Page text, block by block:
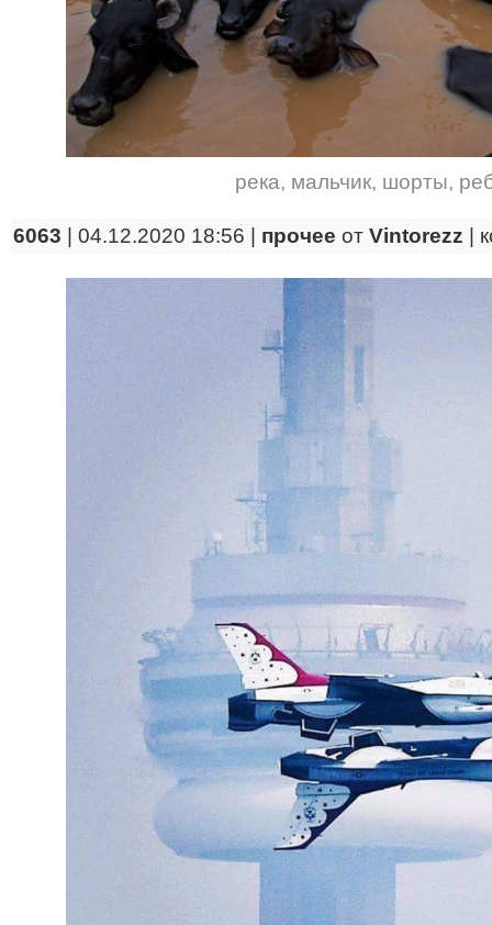
река, мальчик, шорты,
6063 | 04.12.2020 18:56 | прочее от Vintorezz